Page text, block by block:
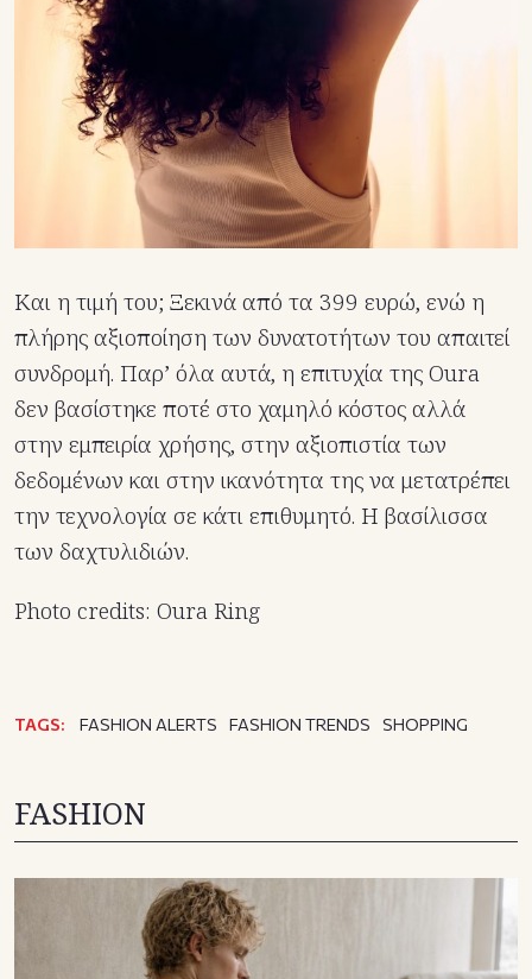
Και η τιμή του; Ξεκινά από τα 399 ευρώ, ενώ η
πλήρης αξιοποίηση των δυνατοτήτων του απαιτεί
συνδρομή. Παρ’ όλα αυτά, η επιτυχία της Oura
δεν βασίστηκε ποτέ στο χαμηλό κόστος αλλά
στην εμπειρία χρήσης, στην αξιοπιστία των
δεδομένων και στην ικανότητα της να μετατρέπει
την τεχνολογία σε κάτι επιθυμητό. Η βασίλισσα
των δαχτυλιδιών.
Photo credits: Oura Ring
TAGS: FASHION ALERTS FASHION TRENDS SHOPPING
FASHION